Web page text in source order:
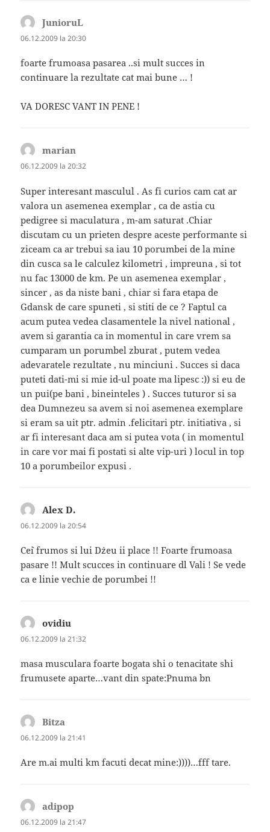
JunioruL
06.12.2009 la 20:30
foarte frumoasa pasarea ..si mult succes in
continuare la rezultate cat mai bune … !
VA DORESC VANT IN PENE !
marian
06.12.2009 la 20:32
Super interesant masculul . As fi curios cam cat ar
valora un asemenea exemplar , ca de astia cu
pedigree si maculatura , m-am saturat .Chiar
discutam cu un prieten despre aceste performante si
ziceam ca ar trebui sa iau 10 porumbei de la mine
din cusca sa le calculez kilometri , impreuna , si tot
nu fac 13000 de km. Pe un asemenea exemplar ,
sincer , as da niste bani , chiar si fara etapa de
Gdansk de care spuneti , si stiti de ce ? Faptul ca
acum putea vedea clasamentele la nivel national ,
avem si garantia ca in momentul in care vrem sa
cumparam un porumbel zburat , putem vedea
adevaratele rezultate , nu minciuni . Succes si daca
puteti dati-mi si mie id-ul poate ma lipesc :)) si eu de
un pui(pe bani , bineinteles ) . Succes tuturor si sa
dea Dumnezeu sa avem si noi asemenea exemplare
si eram sa uit ptr. admin .felicitari ptr. initiativa , si
ar fi interesant daca am si putea vota ( in momentul
in care vor mai fi postati si alte vip-uri ) locul in top
10 a porumbeilor expusi .
Alex D.
06.12.2009 la 20:54
Ce`i frumos si lui D`zeu ii place !! Foarte frumoasa
pasare !! Mult scucces in continuare dl Vali ! Se vede
ca e linie vechie de porumbei !!
ovidiu
06.12.2009 la 21:32
masa musculara foarte bogata shi o tenacitate shi
frumusete aparte…vant din spate:Pnuma bn
Bitza
06.12.2009 la 21:41
Are m.ai multi km facuti decat mine:))))…fff tare.
adipop
06.12.2009 la 21:47